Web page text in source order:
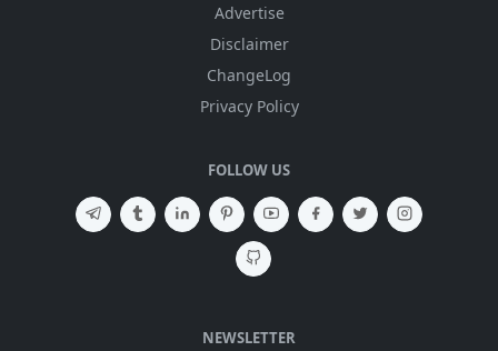
Advertise
Disclaimer
ChangeLog
Privacy Policy
FOLLOW US
NEWSLETTER